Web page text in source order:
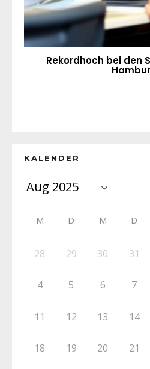
Rekordhoch bei den
KALENDER
M D M D
28 29 30 31
4 5 6 7
11 12 13 14
18 19 20 21